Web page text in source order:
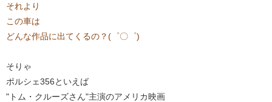
それより
​この車は
どんな作品に出てくるの？(゜〇゜)
そりゃ
ポルシェ356といえば
"トム・クルーズさん"主演のアメリカ映画